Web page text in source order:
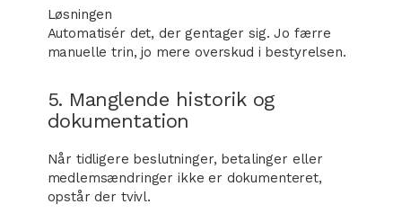
Løsningen
Automatisér det, der gentager sig. Jo færre
manuelle trin, jo mere overskud i bestyrelsen.
5. Manglende historik og
dokumentation
Når tidligere beslutninger, betalinger eller
medlemsændringer ikke er dokumenteret,
opstår der tvivl.